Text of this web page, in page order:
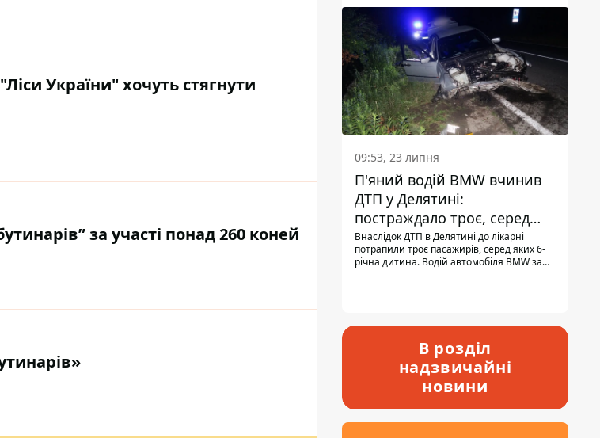
України" хочуть стягнути
за участі понад 260 коней
з'ясували правоохоронці, ці травми жінці
наніс її син.
09:53, 23 липня
П'яний водій BMW вчинив
ДТП у Делятині:
постраждало троє, серед
них - дитина
Внаслідок ДТП в Делятині до лікарні
потрапили троє пасажирів, серед яких 6-
річна дитина. Водій автомобіля BMW за
В розділ
надзвичайні
новини